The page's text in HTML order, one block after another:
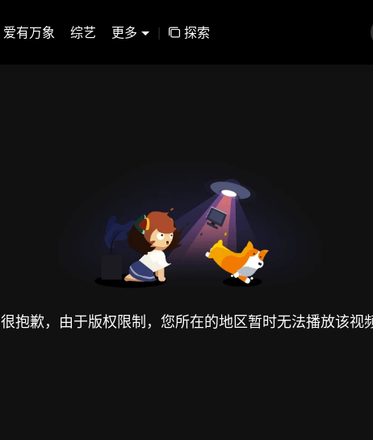
爱有万象 综艺 更多 | 探索
很抱歉，由于版权限制，您所在的地区暂时无法播放该视